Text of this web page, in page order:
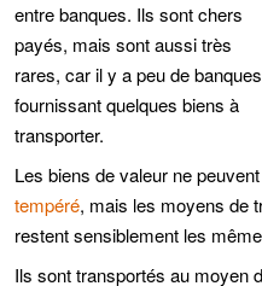
entre banques. Ils sont chers
payés, mais sont aussi très
rares, car il y a peu de banques
fournissant quelques biens à
transporter.
Les biens de valeur ne
tempéré, mais les moyens de
restent sensiblement les
Ils sont transportés au moyen